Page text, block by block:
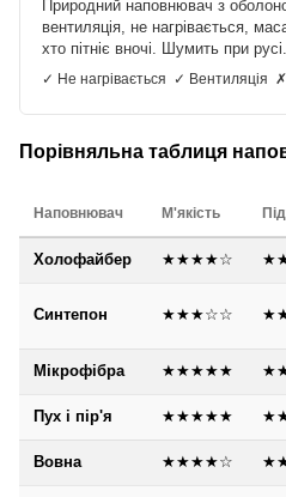
Природний наповнювач з
вентиляція, не нагрівається,
хто пітніє вночі. Шумить при русі.
✓ Не нагрівається ✓ Вентиляція
Порівняльна таблиця
Наповнювач М'якість
Холофайбер ★★★★☆
Синтепон ★★★☆☆
Мікрофібра ★★★★★
Пух і пір'я ★★★★★
Вовна ★★★★☆